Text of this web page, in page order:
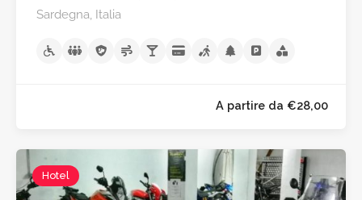
Sardegna, Italia
Hotel